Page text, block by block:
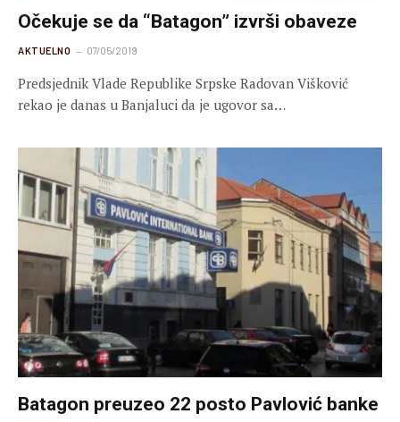
Očekuje se da “Batagon” izvrši obaveze
AKTUELNO 07/05/2019
Predsjednik Vlade Republike Srpske Radovan Višković
rekao je danas u Banjaluci da je ugovor sa…
Batagon preuzeo 22 posto Pavlović banke